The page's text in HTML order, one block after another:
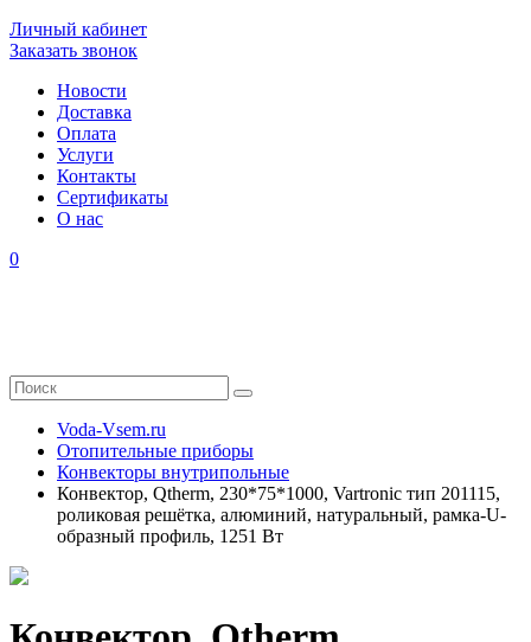
Личный кабинет
Заказать звонок
Новости
Доставка
Оплата
Услуги
Контакты
Cертификаты
О нас
0
Voda-Vsem.ru
Отопительные приборы
Конвекторы внутрипольные
Конвектор, Qtherm, 230*75*1000, Vartronic тип 201115,
роликовая решётка, алюминий, натуральный, рамка-U-
образный профиль, 1251 Вт